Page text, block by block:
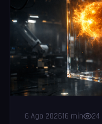
6 Ago 202616 min 24